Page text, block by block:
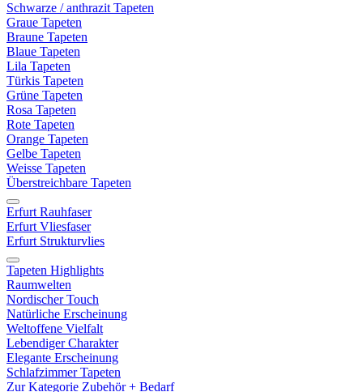
Schwarze / anthrazit Tapeten
Graue Tapeten
Braune Tapeten
Blaue Tapeten
Lila Tapeten
Türkis Tapeten
Grüne Tapeten
Rosa Tapeten
Rote Tapeten
Orange Tapeten
Gelbe Tapeten
Weisse Tapeten
Überstreichbare Tapeten
Erfurt Rauhfaser
Erfurt Vliesfaser
Erfurt Strukturvlies
Tapeten Highlights
Raumwelten
Nordischer Touch
Natürliche Erscheinung
Weltoffene Vielfalt
Lebendiger Charakter
Elegante Erscheinung
Schlafzimmer Tapeten
Zur Kategorie Zubehör + Bedarf